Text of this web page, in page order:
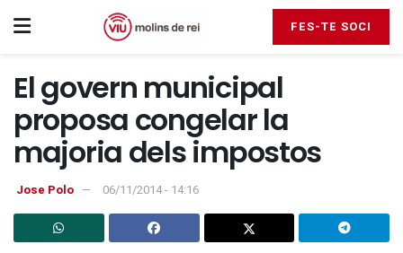
FES-TE SOCI
El govern municipal
proposa congelar la
majoria dels impostos
Jose Polo 06/11/2014 - 14:16